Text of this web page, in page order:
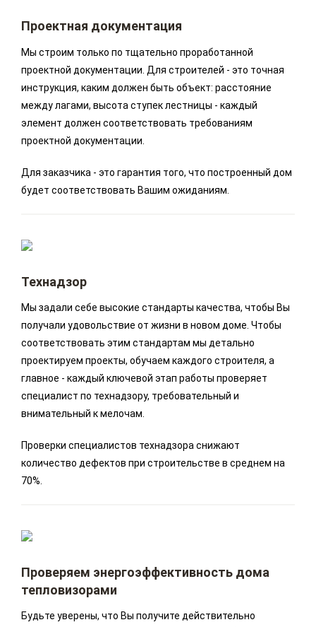
Проектная документация
Мы строим только по тщательно проработанной
проектной документации. Для строителей - это точная
инструкция, каким должен быть объект: расстояние
между лагами, высота ступек лестницы - каждый
элемент должен соответствовать требованиям
проектной документации.
Для заказчика - это гарантия того, что построенный дом
будет соответствовать Вашим ожиданиям.
Технадзор
Мы задали себе высокие стандарты качества, чтобы Вы
получали удовольствие от жизни в новом доме. Чтобы
соответствовать этим стандартам мы детально
проектируем проекты, обучаем каждого строителя, а
главное - каждый ключевой этап работы проверяет
специалист по технадзору, требовательный и
внимательный к мелочам.
Проверки специалистов технадзора снижают
количество дефектов при строительстве в среднем на
70%.
Проверяем энергоэффективность дома
тепловизорами
Будьте уверены, что Вы получите действительно